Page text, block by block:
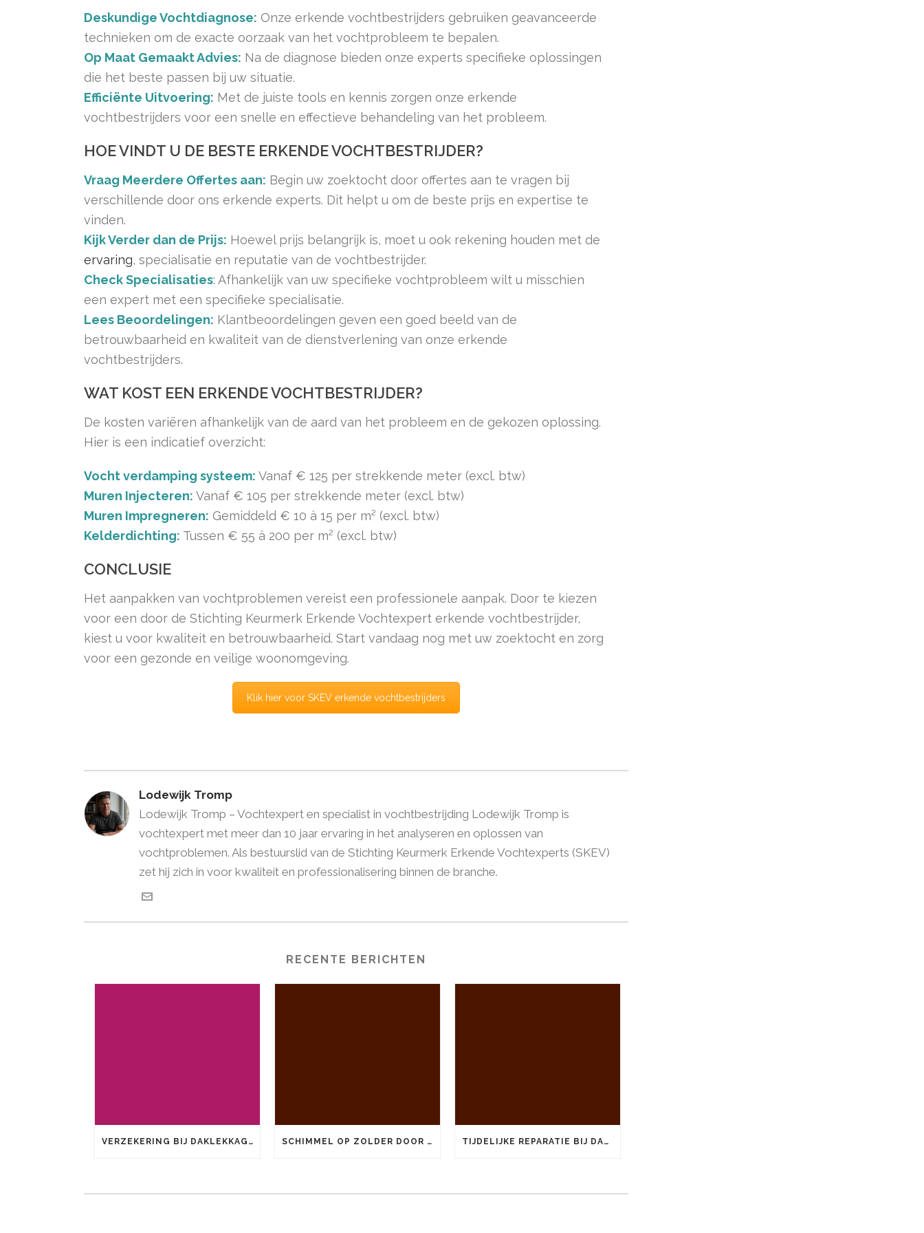
Deskundige Vochtdiagnose: Onze erkende vochtbestrijders gebruiken geavanceerde
technieken om de exacte oorzaak van het vochtprobleem te bepalen.
Op Maat Gemaakt Advies: Na de diagnose bieden onze experts specifieke oplossingen
die het beste passen bij uw situatie.
Efficiënte Uitvoering: Met de juiste tools en kennis zorgen onze erkende
vochtbestrijders voor een snelle en effectieve behandeling van het probleem.
HOE VINDT U DE BESTE ERKENDE VOCHTBESTRIJDER?
Vraag Meerdere Offertes aan: Begin uw zoektocht door offertes aan te vragen bij
verschillende door ons erkende experts. Dit helpt u om de beste prijs en expertise te
vinden.
Kijk Verder dan de Prijs: Hoewel prijs belangrijk is, moet u ook rekening houden met de
ervaring, specialisatie en reputatie van de vochtbestrijder.
Check Specialisaties: Afhankelijk van uw specifieke vochtprobleem wilt u misschien
een expert met een specifieke specialisatie.
Lees Beoordelingen: Klantbeoordelingen geven een goed beeld van de
betrouwbaarheid en kwaliteit van de dienstverlening van onze erkende
vochtbestrijders.
WAT KOST EEN ERKENDE VOCHTBESTRIJDER?
De kosten variëren afhankelijk van de aard van het probleem en de gekozen oplossing.
Hier is een indicatief overzicht:
Vocht verdamping systeem: Vanaf € 125 per strekkende meter (excl. btw)
Muren Injecteren: Vanaf € 105 per strekkende meter (excl. btw)
Muren Impregneren: Gemiddeld € 10 à 15 per m² (excl. btw)
Kelderdichting: Tussen € 55 à 200 per m² (excl. btw)
CONCLUSIE
Het aanpakken van vochtproblemen vereist een professionele aanpak. Door te kiezen
voor een door de Stichting Keurmerk Erkende Vochtexpert erkende vochtbestrijder,
kiest u voor kwaliteit en betrouwbaarheid. Start vandaag nog met uw zoektocht en zorg
voor een gezonde en veilige woonomgeving.
Klik hier voor SKEV erkende vochtbestrijders
Lodewijk Tromp
Lodewijk Tromp – Vochtexpert en specialist in vochtbestrijding Lodewijk Tromp is
vochtexpert met meer dan 10 jaar ervaring in het analyseren en oplossen van
vochtproblemen. Als bestuurslid van de Stichting Keurmerk Erkende Vochtexperts (SKEV)
zet hij zich in voor kwaliteit en professionalisering binnen de branche.
RECENTE BERICHTEN
VERZEKERING BIJ DAKLEKKAGE: WANNEER KRIJGT U SCHADE VERGOED? SCHIMMEL OP ZOLDER DOOR DAKLEKKAGE: RISICO’S EN AANPAK TIJDELIJKE REPARATIE BIJ DAKLEKKAGE: DIT KUNT U ZELF DOEN